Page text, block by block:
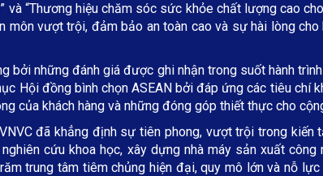
và “Thương hiệu chăm sóc sức khỏe chất lượng cao
môn vượt trội, đảm bảo an toàn cao và sự hài lòng
bởi những đánh giá được ghi nhận trong suốt hành
Hội đồng bình chọn ASEAN bởi đáp ứng các tiêu chí
của khách hàng và những đóng góp thiết thực cho
đã khẳng định sự tiên phong, vượt trội trong kiến
cứu khoa học, xây dựng nhà máy sản xuất công
trung tâm tiêm chủng hiện đại, quy mô lớn và nỗ